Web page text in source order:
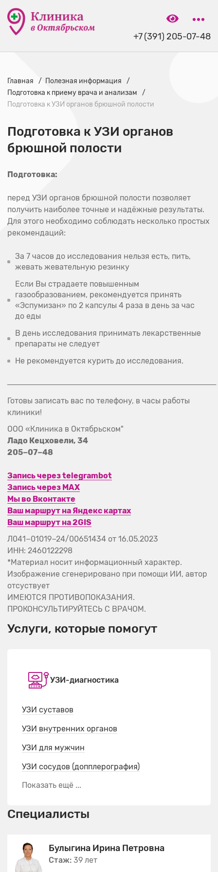
+7 (391) 205-07-48
Главная
Полезная информация
Подготовка к приему врача и анализам
Подготовка к УЗИ органов брюшной полости
Подготовка к УЗИ органов
брюшной полости
Подготовка:
перед УЗИ органов брюшной полости позволяет
получить наиболее точные и надёжные результаты.
Для этого необходимо соблюдать несколько простых
рекомендаций:
За 7 часов до исследования нельзя есть, пить,
жевать жевательную резинку
Если Вы страдаете повышенным
газообразованием, рекомендуется принять
«Эспумизан» по 2 капсулы 4 раза в день за час
до еды
В день исследования принимать лекарственные
препараты не следует
Не рекомендуется курить до исследования.
───────────────────────────────────────
Готовы записать вас по телефону, в часы работы
клиники!
ООО «Клиника в Октябрьском"
Ладо Кецховели, 34
205−07−48
Запись через telegrambot
Запись через MAX
Мы во Вконтакте
Ваш маршрут на Яндекс картах
Ваш маршрут на 2GIS
Л041−01019−24/00651434 от 16.05.2023
ИНН: 2460122298
*Материал носит информационный характер.
Изображение сгенерировано при помощи ИИ, автор
отсуствует
ИМЕЮТСЯ ПРОТИВОПОКАЗАНИЯ.
ПРОКОНСУЛЬТИРУЙТЕСЬ С ВРАЧОМ.
Услуги, которые помогут
УЗИ-диагностика
УЗИ суставов
УЗИ внутренних органов
УЗИ для мужчин
УЗИ сосудов (допплерография)
Показать ещё ...
Специалисты
Булыгина Ирина Петровна
Стаж: 39 лет